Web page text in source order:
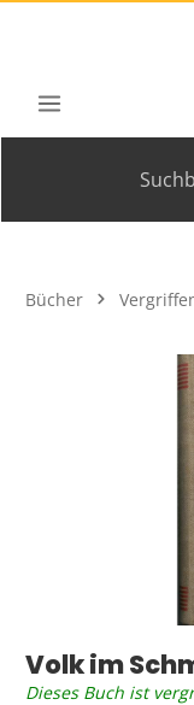
Zum Hauptinhalt
Bücher
Bildergalerie
Volk im
Dieses Buch ist